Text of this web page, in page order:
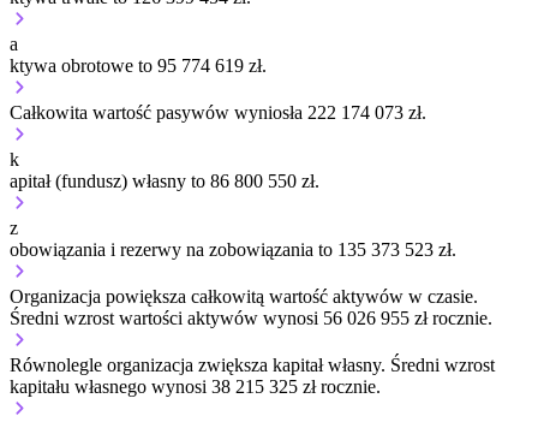
a
ktywa obrotowe to 95 774 619 zł.
Całkowita wartość pasywów wyniosła 222 174 073 zł.
k
apitał (fundusz) własny to 86 800 550 zł.
z
obowiązania i rezerwy na zobowiązania to 135 373 523 zł.
Organizacja powiększa całkowitą wartość aktywów w czasie.
Średni wzrost wartości aktywów wynosi 56 026 955 zł rocznie.
Równolegle organizacja zwiększa kapitał własny. Średni wzrost
kapitału własnego wynosi 38 215 325 zł rocznie.